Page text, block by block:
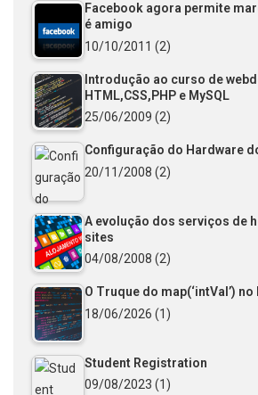
Facebook agora permite
é amigo
10/10/2011 (2)
Introdução ao curso de
HTML,CSS,PHP e MySQL
25/06/2009 (2)
Configuração do Hardware
20/11/2008 (2)
A evolução dos serviços de
sites
04/08/2008 (2)
O Truque do map(‘intVal’)
18/06/2026 (1)
Student Registration
09/08/2023 (1)